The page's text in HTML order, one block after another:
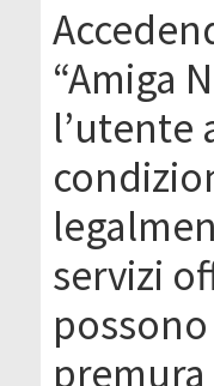
“Amiga
l’utente
servizi